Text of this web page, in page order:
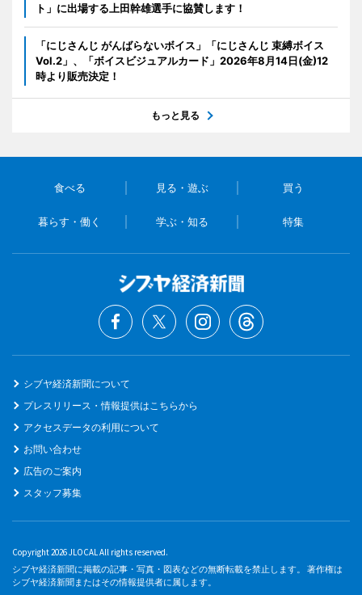
ト」に出場する上田幹雄選手に協賛します！
「にじさんじ がんばらないボイス」「にじさんじ 束縛ボイス
Vol.2」、「ボイスビジュアルカード」2026年8月14日(金)12
時より販売決定！
もっと見る
食べる 見る・遊ぶ 買う
暮らす・働く 学ぶ・知る 特集
シブヤ経済新聞について
プレスリリース・情報提供はこちらから
アクセスデータの利用について
お問い合わせ
広告のご案内
スタッフ募集
Copyright 2026 JLOCAL All rights reserved.
シブヤ経済新聞に掲載の記事・写真・図表などの無断転載を禁止します。 著作権は
シブヤ経済新聞またはその情報提供者に属します。